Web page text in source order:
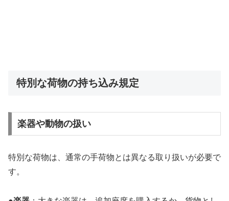
特別な荷物の持ち込み規定
楽器や動物の扱い
特別な荷物は、通常の手荷物とは異なる取り扱いが必要で
す。